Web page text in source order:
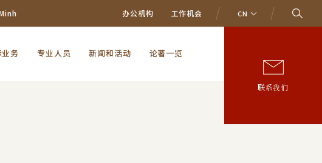
办公机构 工作机会 CN
业务 专业人员 新闻和活动 论著一览
联系我们